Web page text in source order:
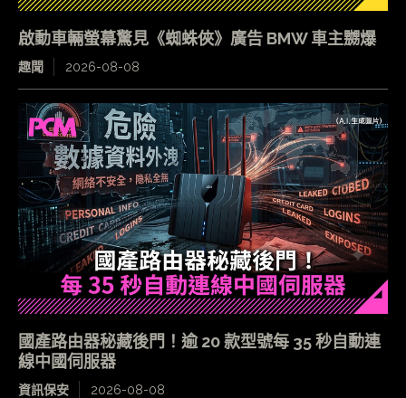
啟動車輛螢幕驚見《蜘蛛俠》廣告 BMW 車主嬲爆
趣聞 2026-08-08
國產路由器秘藏後門！逾 20 款型號每 35 秒自動連
線中國伺服器
資訊保安 2026-08-08